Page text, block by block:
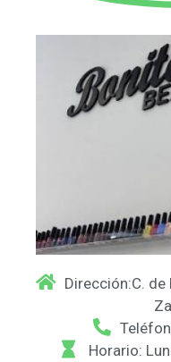
Dirección:C.
Horario: